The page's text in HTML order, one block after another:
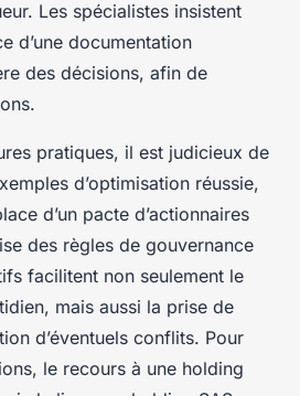
Les spécialistes insistent
d’une documentation
des décisions, afin de
pratiques, il est judicieux de
d’optimisation réussie,
d’un pacte d’actionnaires
des règles de gouvernance
facilitent non seulement le
mais aussi la prise de
d’éventuels conflits. Pour
le recours à une holding